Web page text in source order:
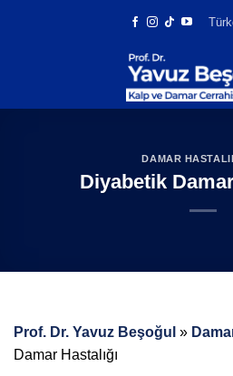
DAMAR
Diyabetik Damar
Prof. Dr. Yavuz Beşoğul »
Damar Hastalığı